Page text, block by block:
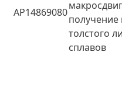
AP14869080
получение
толстого
сплавов